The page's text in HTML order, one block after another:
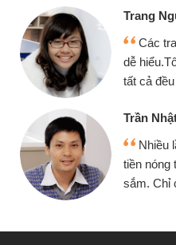
Trang
Các
dễ
tất cả
Trần
Nhiều
tiền nóng
sắm. Chỉ